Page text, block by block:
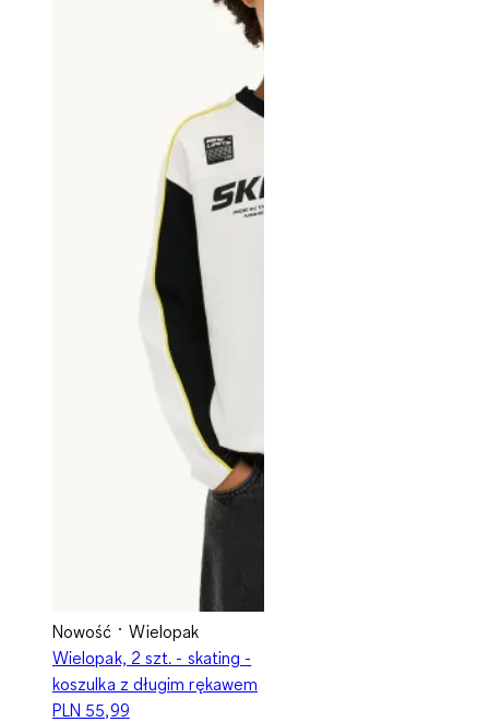
Nowość
Wielopak
Wielopak, 2 szt. - skating -
koszulka z długim rękawem
PLN 55,99